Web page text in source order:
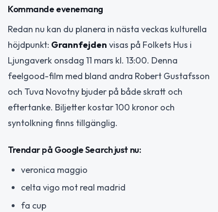
Kommande evenemang
Redan nu kan du planera in nästa veckas kulturella
höjdpunkt: Grannfejden visas på Folkets Hus i
Ljungaverk onsdag 11 mars kl. 13:00. Denna
feelgood-film med bland andra Robert Gustafsson
och Tuva Novotny bjuder på både skratt och
eftertanke. Biljetter kostar 100 kronor och
syntolkning finns tillgänglig.
Trendar på Google Search just nu:
veronica maggio
celta vigo mot real madrid
fa cup